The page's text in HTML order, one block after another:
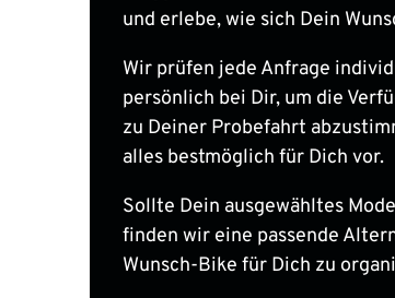
und erlebe, wie sich Dein
Wir prüfen jede Anfrage
persönlich bei Dir, um die
zu Deiner Probefahrt
alles bestmöglich für Dich vor.
Sollte Dein ausgewähltes
finden wir eine passende
Wunsch-Bike für Dich zu